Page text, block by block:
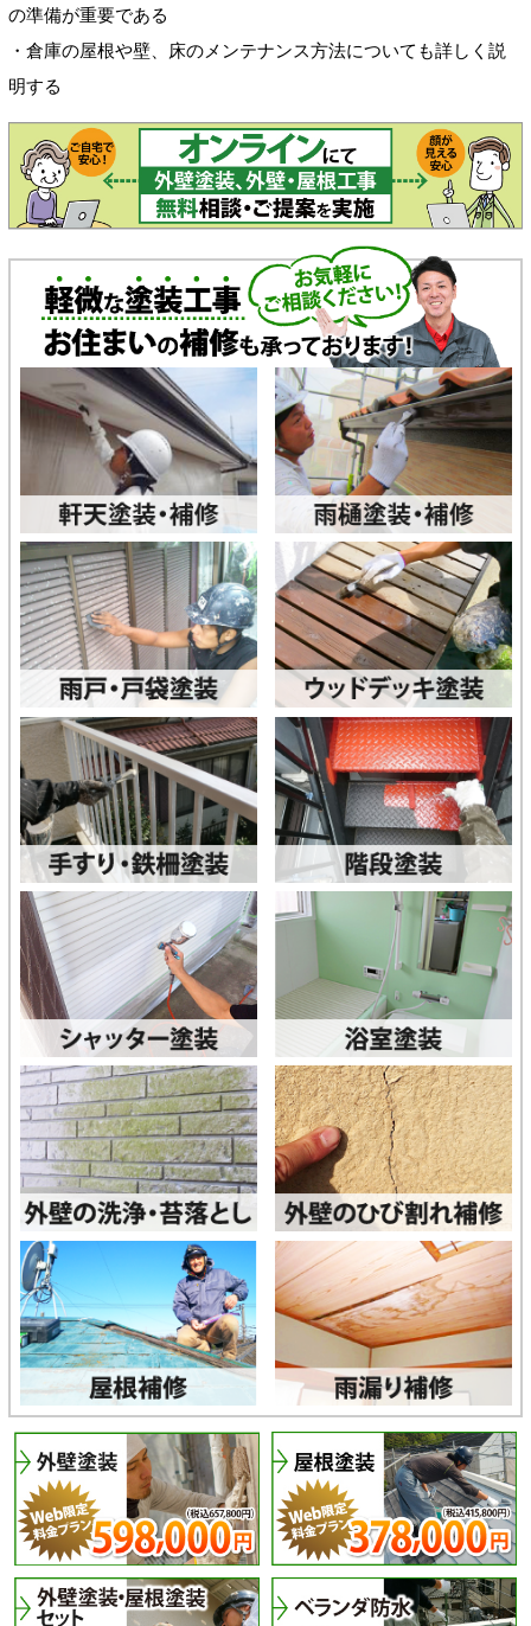
の準備が重要である
・倉庫の屋根や壁、床のメンテナンス方法についても詳しく説
明する